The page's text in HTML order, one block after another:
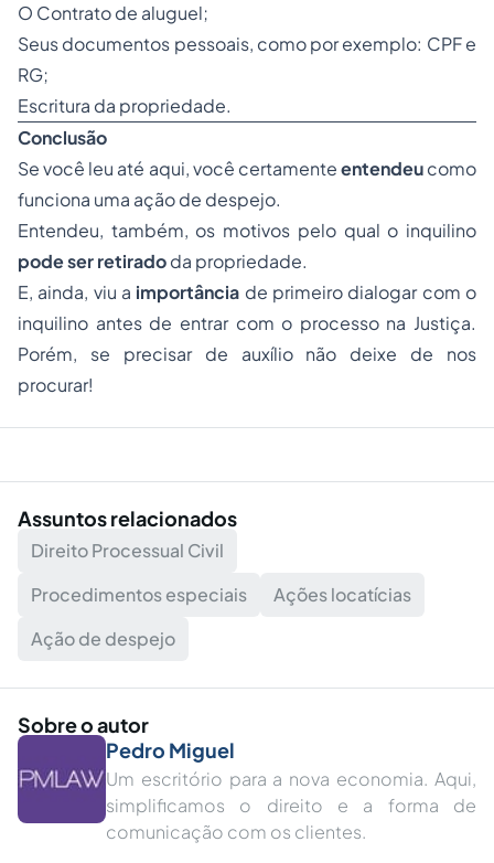
O Contrato de aluguel;
Seus documentos pessoais, como por exemplo: CPF e
RG;
Escritura da propriedade.
Conclusão
Se você leu até aqui, você certamenteentendeucomo
funciona uma ação de despejo.
Entendeu, também, os motivos pelo qual o inquilino
pode ser retiradoda propriedade.
E, ainda, viu a importância de primeiro dialogar com o
inquilino antes de entrar com o processo na Justiça.
Porém, se precisar de auxílio não deixe de nos
procurar!
Assuntos relacionados
Direito Processual Civil
Procedimentos especiais
Ações locatícias
Ação de despejo
Sobre o autor
Pedro Miguel
Um escritório para a nova economia. Aqui,
simplificamos o direito e a forma de
comunicação com os clientes.